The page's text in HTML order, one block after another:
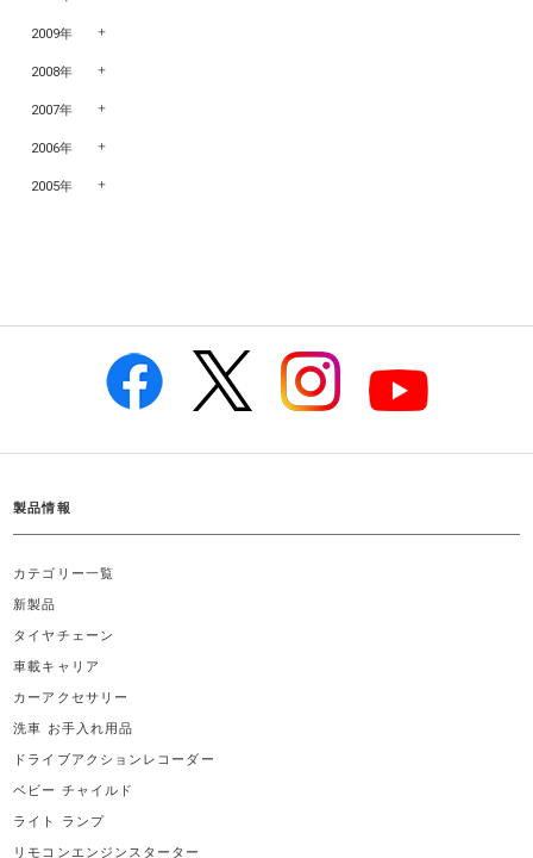
2009年
2008年
2007年
2006年
2005年
製品情報
カテゴリー一覧
新製品
タイヤチェーン
車載キャリア
カーアクセサリー
洗車 お手入れ用品
ドライブアクションレコーダー
ベビー チャイルド
ライト ランプ
リモコンエンジンスターター